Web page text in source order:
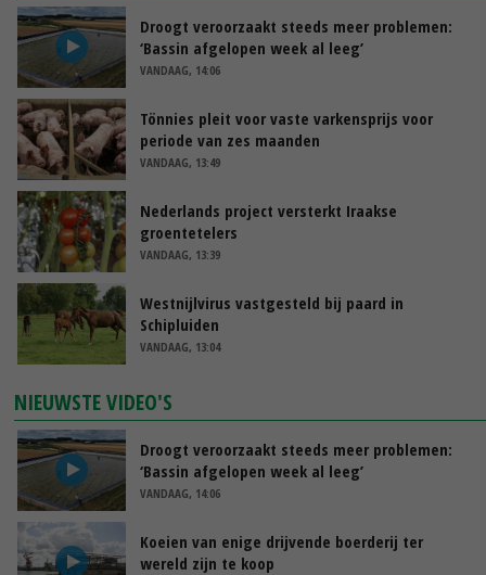
Droogt veroorzaakt steeds meer problemen:
‘Bassin afgelopen week al leeg’
VANDAAG, 14:06
Tönnies pleit voor vaste varkensprijs voor
periode van zes maanden
VANDAAG, 13:49
Nederlands project versterkt Iraakse
groentetelers
VANDAAG, 13:39
Westnijlvirus vastgesteld bij paard in
Schipluiden
VANDAAG, 13:04
NIEUWSTE VIDEO'S
Droogt veroorzaakt steeds meer problemen:
‘Bassin afgelopen week al leeg’
VANDAAG, 14:06
Koeien van enige drijvende boerderij ter
wereld zijn te koop